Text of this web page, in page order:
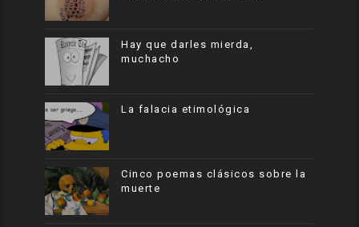
Hay que darles mierda,
muchacho
La falacia etimológica
Cinco poemas clásicos sobre la
muerte